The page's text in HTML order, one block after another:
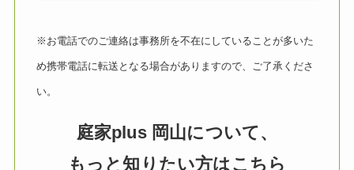
※お電話でのご連絡は事務所を不在にしていることが多いた
め携帯電話に転送となる場合がありますので、ご了承くださ
い。
庭家plus 岡山について、
もっと知りたい方はこちら